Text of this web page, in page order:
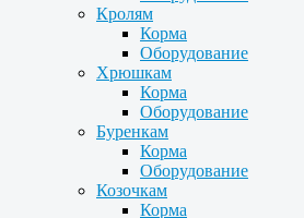
Кролям
Корма
Оборудование
Хрюшкам
Корма
Оборудование
Буренкам
Корма
Оборудование
Козочкам
Корма